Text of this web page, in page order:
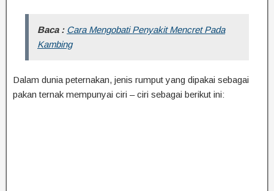
Baca : Cara Mengobati Penyakit Mencret Pada
Kambing
Dalam dunia peternakan, jenis rumput yang dipakai sebagai
pakan ternak mempunyai ciri – ciri sebagai berikut ini: